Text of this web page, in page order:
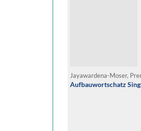
Jayawardena-Moser,
Aufbauwortschatz